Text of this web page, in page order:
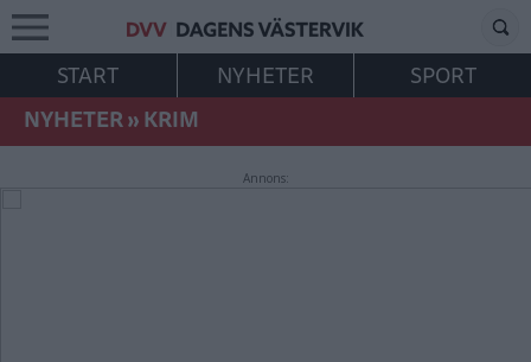
START NYHETER
SPORT
NYHETER»KRIM
Annons: